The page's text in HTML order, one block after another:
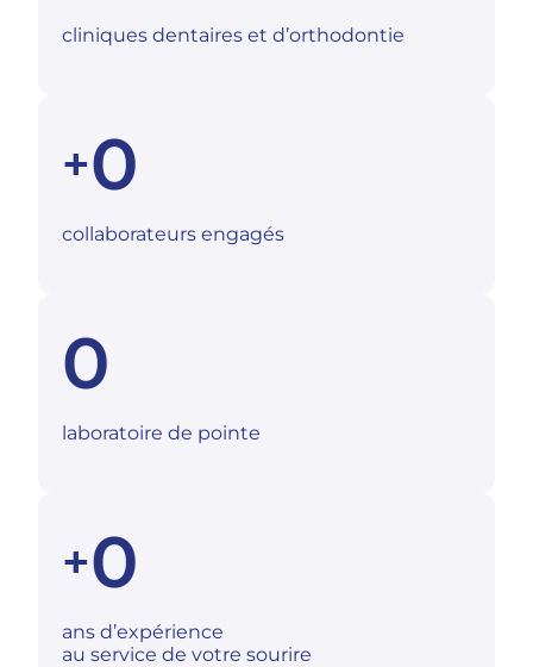
cliniques dentaires et d’orthodontie
+0
collaborateurs engagés
0
laboratoire de pointe
+0
ans d’expérience
au service de votre sourire